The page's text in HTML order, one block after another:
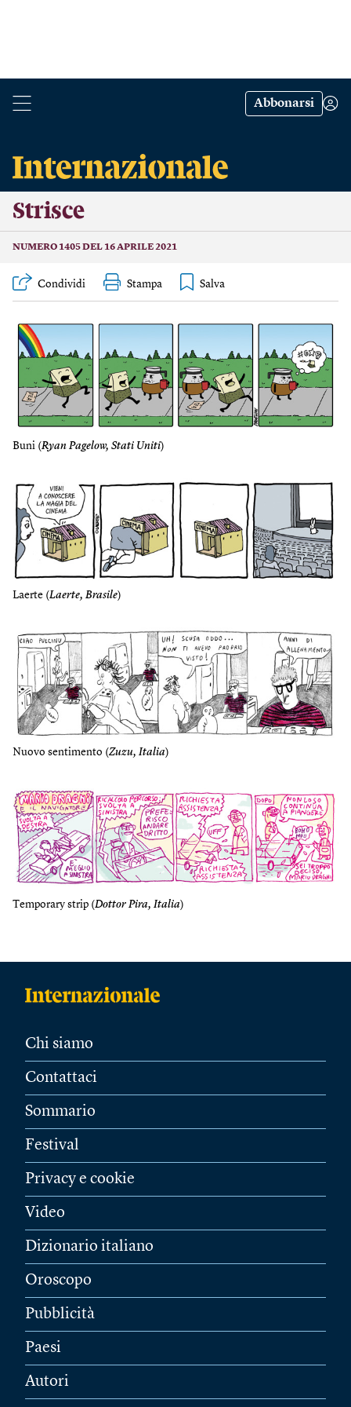
Abbonarsi
Strisce
NUMERO 1405 DEL 16 APRILE 2021
Condividi Stampa
Buni (Ryan Pagelow, Stati Uniti)
Laerte (Laerte, Brasile)
Nuovo sentimento (Zuzu, Italia)
Temporary strip (Dottor Pira, Italia)
Chi siamo
Contattaci
Sommario
Festival
Privacy e cookie
Video
Dizionario italiano
Oroscopo
Pubblicità
Paesi
Autori